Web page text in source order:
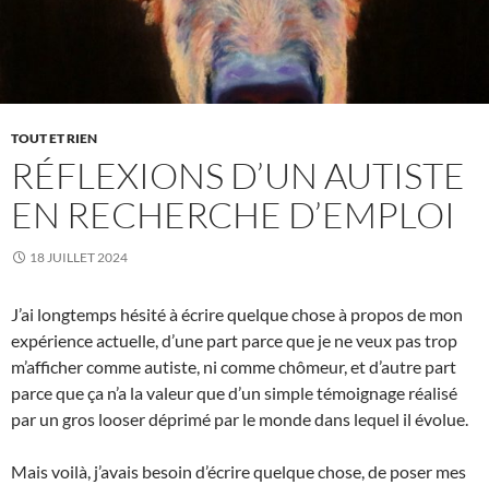
TOUT ET RIEN
RÉFLEXIONS D’UN AUTISTE
EN RECHERCHE D’EMPLOI
18 JUILLET 2024
J’ai longtemps hésité à écrire quelque chose à propos de mon
expérience actuelle, d’une part parce que je ne veux pas trop
m’afficher comme autiste, ni comme chômeur, et d’autre part
parce que ça n’a la valeur que d’un simple témoignage réalisé
par un gros looser déprimé par le monde dans lequel il évolue.
Mais voilà, j’avais besoin d’écrire quelque chose, de poser mes